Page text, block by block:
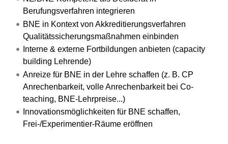
Berufungsverfahren integrieren
BNE in Kontext von Akkreditierungsverfahren
Qualitätssicherungsmaßnahmen einbinden
Interne & externe Fortbildungen anbieten (capacity
building Lehrende)
Anreize für BNE in der Lehre schaffen (z. B. CP
Anrechenbarkeit, volle Anrechenbarkeit bei Co-
teaching, BNE-Lehrpreise...)
Innovationsmöglichkeiten für BNE schaffen,
Frei-/Experimentier-Räume eröffnen